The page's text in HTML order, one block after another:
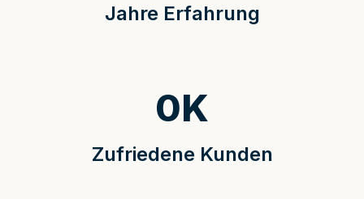
Jahre Erfahrung
Zufriedene Kunden
0K